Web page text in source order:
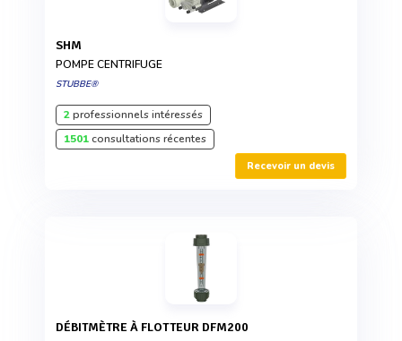
SHM
POMPE CENTRIFUGE
STUBBE®
2professionnels intéressés
1501consultations récentes
Recevoir un devis
DÉBITMÈTRE À FLOTTEUR DFM200